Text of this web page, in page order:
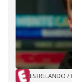
ESTRELANDO /